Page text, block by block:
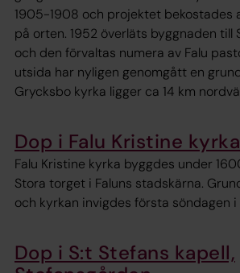
1905-1908 och projektet bekostades
på orten. 1952 överläts byggnaden till
och den förvaltas numera av Falu
utsida har nyligen genomgått en
Grycksbo kyrka ligger ca 14 km
Dop i Falu Kristine kyrka
Falu Kristine kyrka byggdes under
Stora torget i Faluns stadskärna.
och kyrkan invigdes första söndagen i
Dop i S:t Stefans kapell,